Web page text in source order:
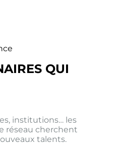
QUI
institutions… les
réseau cherchent
talents.